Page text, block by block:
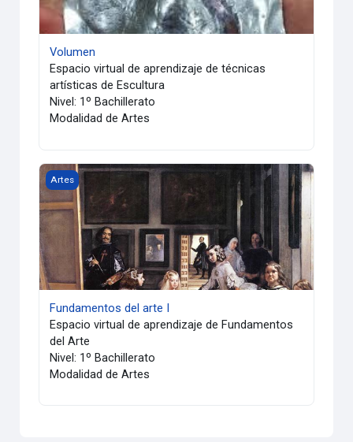
Volumen
Espacio virtual de aprendizaje de técnicas
artísticas de Escultura
Nivel: 1º Bachillerato
Modalidad de Artes
Fundamentos del arte I
Artes
Fundamentos del arte I
Espacio virtual de aprendizaje de Fundamentos
del Arte
Nivel: 1º Bachillerato
Modalidad de Artes